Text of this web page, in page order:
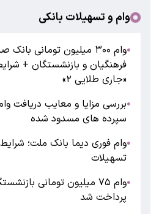
وام و تسهیلات بانکی
●
وام ۳۰۰ میلیون تومانی
فرهنگیان و بازنشستگان +
«جاری طلایی ۲»
●بررسی مزایا و معایب دریافت
سپرده های مسدود شده
●وام فوری دیما بانک ملت؛
تسهیلات
●
وام ۷۵ میلیون تومانی
پرداخت شد